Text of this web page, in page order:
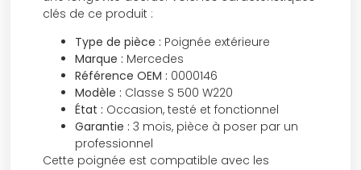
clés de ce produit :
Type de pièce : Poignée extérieure
Marque : Mercedes
Référence OEM : 0000146
Modèle : Classe S 500 W220
État : Occasion, testé et fonctionnel
Garantie : 3 mois, pièce à poser par un
professionnel
Cette poignée est compatible avec les